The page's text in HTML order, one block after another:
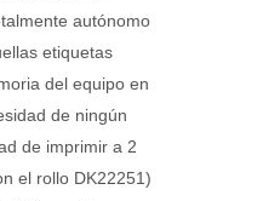
autónomo
etiquetas
del equipo en
de ningún
de imprimir a 2
el rollo DK22251)